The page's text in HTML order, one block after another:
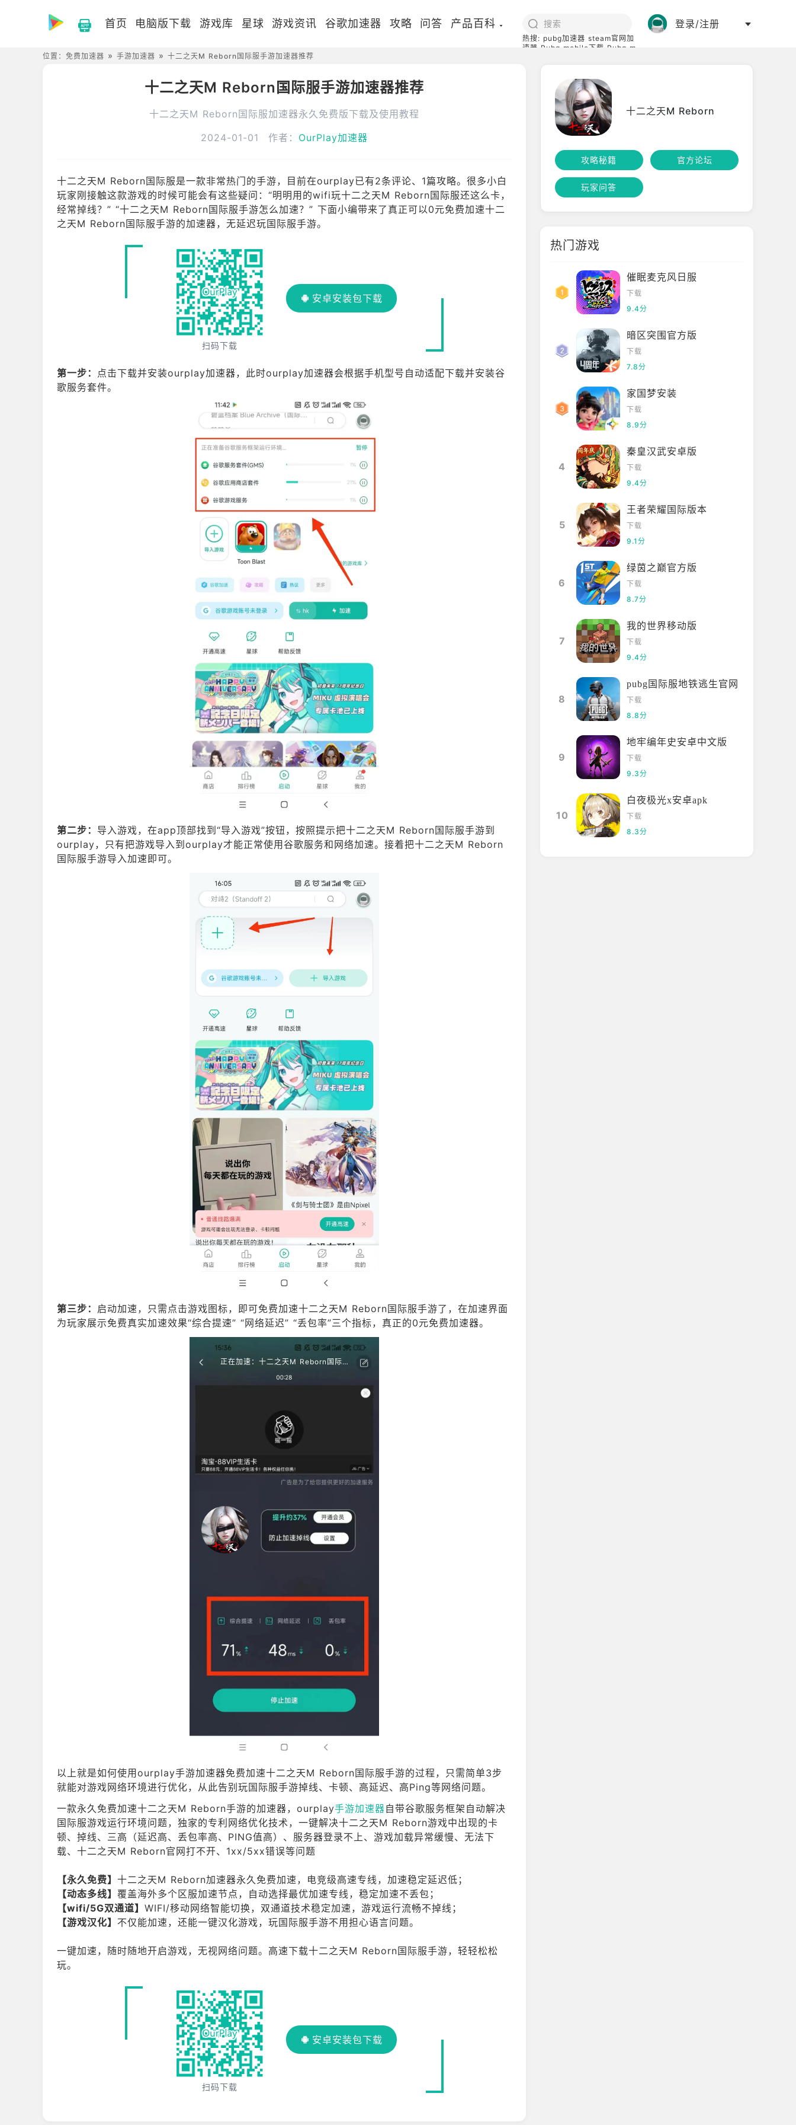
首页 电脑版下载 游戏库 星球 游戏资讯 谷歌加速器 攻略 问答 产品百科
热搜: pubg加速器 steam官网加
速器 Pubg mobile下载 Pubg m
登录/注册
位置： 免费加速器 手游加速器 十二之天M Reborn国际服手游加速器推荐
十二之天M Reborn国际服手游加速器推荐
十二之天M Reborn国际服加速器永久免费版下载及使用教程
2024-01-01
作者： OurPlay加速器
十二之天M Reborn国际服是一款非常热门的手游，目前在ourplay已有2条评论、1篇攻略。很多小白
玩家刚接触这款游戏的时候可能会有这些疑问：“明明用的wifi玩十二之天M Reborn国际服还这么卡，
经常掉线？” “十二之天M Reborn国际服手游怎么加速？” 下面小编带来了真正可以0元免费加速十二
之天M Reborn国际服手游的加速器，无延迟玩国际服手游。
扫码下载
安卓安装包下载
第一步： 点击下载并安装ourplay加速器，此时ourplay加速器会根据手机型号自动适配下载并安装谷
歌服务套件。
第二步： 导入游戏，在app顶部找到“导入游戏”按钮，按照提示把十二之天M Reborn国际服手游到
ourplay，只有把游戏导入到ourplay才能正常使用谷歌服务和网络加速。接着把十二之天M Reborn
国际服手游导入加速即可。
第三步： 启动加速，只需点击游戏图标，即可免费加速十二之天M Reborn国际服手游了，在加速界面
为玩家展示免费真实加速效果“综合提速” “网络延迟” “丢包率”三个指标，真正的0元免费加速器。
正在加速：十二之天M Reborn国际服
以上就是如何使用ourplay手游加速器免费加速十二之天M Reborn国际服手游的过程，只需简单3步
就能对游戏网络环境进行优化，从此告别玩国际服手游掉线、卡顿、高延迟、高Ping等网络问题。
一款永久免费加速十二之天M Reborn手游的加速器，ourplay手游加速器自带谷歌服务框架自动解决
国际服游戏运行环境问题，独家的专利网络优化技术，一键解决十二之天M Reborn游戏中出现的卡
顿、掉线、三高（延迟高、丢包率高、PING值高）、服务器登录不上、游戏加载异常缓慢、无法下
载、十二之天M Reborn官网打不开、1xx/5xx错误等问题
【永久免费】 十二之天M Reborn加速器永久免费加速，电竞级高速专线，加速稳定延迟低；
【动态多线】 覆盖海外多个区服加速节点，自动选择最优加速专线，稳定加速不丢包；
【wifi/5G双通道】 WIFI/移动网络智能切换，双通道技术稳定加速，游戏运行流畅不掉线；
【游戏汉化】 不仅能加速，还能一键汉化游戏，玩国际服手游不用担心语言问题。
一键加速，随时随地开启游戏，无视网络问题。高速下载十二之天M Reborn国际服手游，轻轻松松
玩。
扫码下载
安卓安装包下载
十二之天M Reborn
攻略秘籍 官方论坛
玩家问答
热门游戏
催眠麦克风日服
下载
9.4分
暗区突围官方版
下载
7.8分
家国梦安装
下载
8.9分
4
秦皇汉武安卓版
下载
9.4分
5
王者荣耀国际版本
下载
9.1分
6
绿茵之巅官方版
下载
8.7分
7
我的世界移动版
下载
9.4分
8
pubg国际服地铁逃生官网
下载
8.8分
9
地牢编年史安卓中文版
下载
9.3分
10
白夜极光x安卓apk
下载
8.3分